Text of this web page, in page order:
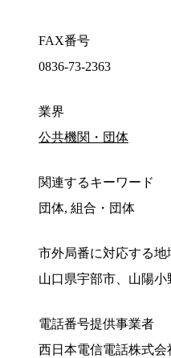
FAX番号
0836-73-2363
業界
公共機関・団体
関連するキーワード
団体, 組合・団体
市外局番に対応する地
山口県宇部市、山陽
電話番号提供事業者
西日本電信電話株式会